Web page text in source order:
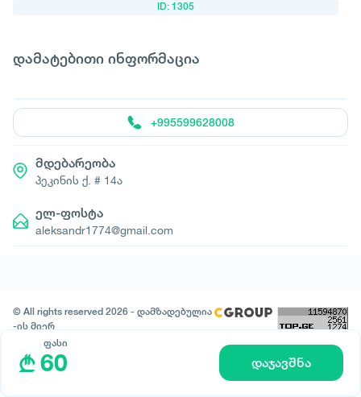
ID: 1305
დამატებითი ინფორმაცია
ფასი
60 დაჯავშნა
+995599628008
მდებარეობა
პეკინის ქ. # 14ა
ელ-ფოსტა
aleksandr1774@gmail.com
© All rights reserved 2026 - დამზადებულია
-ის მიერ